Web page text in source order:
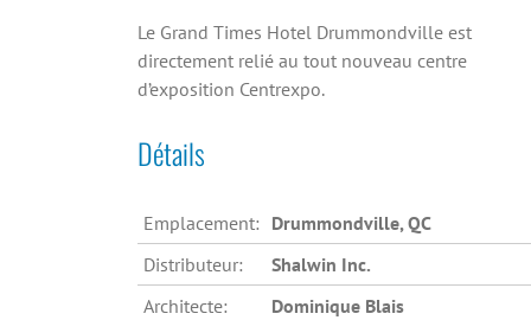
Le Grand Times Hotel Drummondville est
directement relié au tout nouveau centre
d’exposition Centrexpo.
Détails
Emplacement: Drummondville, QC
Distributeur:
Shalwin Inc.
Architecte:
Dominique Blais